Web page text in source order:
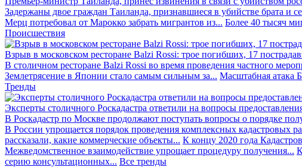
Задержаны двое граждан Таиланда, признавшиеся в убийстве брата и
Мерц потребовал от Марокко забрать мигрантов из... Более 40 тысяч
Происшествия
Взрыв в московском ресторане Balzi Rossi: трое погибших, 17
В столичном ресторане Balzi Rossi во время проведения частного
Землетрясение в Японии стало самым сильным за... Масштабная атака
Тренды
Эксперты столичного Роскадастра ответили на вопросы
В Роскадастр по Москве продолжают поступать вопросы о порядке
В России упрощается порядок проведения комплексных кадастровых
рассказали, какие коммерческие объекты... К концу 2020 года
Межведомственное взаимодействие упрощает процедуру получения...
серию консультационных... Все тренды